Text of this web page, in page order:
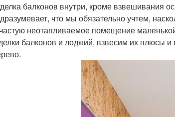
балконов внутри, кроме взвешивания
что мы обязательно учтем,
неотапливаемое помещение
балконов и лоджий, взвесим их плюсы и